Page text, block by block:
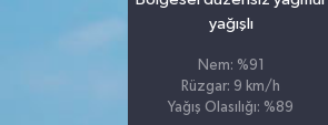
yağışlı
Nem: %91
Rüzgar: 9 km/h
Yağış Olasılığı: %89